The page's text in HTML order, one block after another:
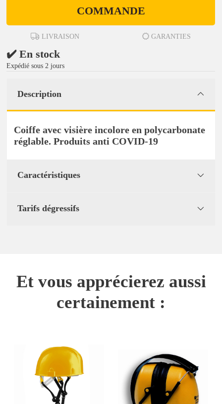
COMMANDE
LIVRAISON GARANTIES
✔️ En stock
Expédié sous 2 jours
Description
Coiffe avec visière incolore en polycarbonate
réglable. Produits anti COVID-19
Caractéristiques
Tarifs dégressifs
Et vous apprécierez aussi
certainement :